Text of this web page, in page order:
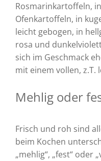
Rosmarinkartoffeln,
Ofenkartoffeln, in
leicht gebogen, in
rosa und
sich im Geschmack
mit einem vollen, z.T.
Mehlig oder
Frisch und roh sind
beim Kochen
„mehlig“, „fest“ oder